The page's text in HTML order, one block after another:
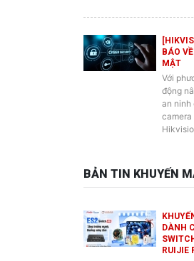
BÁO
MẬT
Với
động
an ninh
camera
BẢN TIN KHUYẾN
DÀNH
RUIJIE